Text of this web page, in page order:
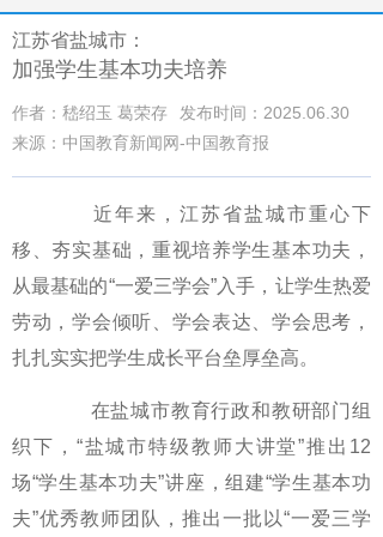
江苏省盐城市：
加强学生基本功夫培养
作者：嵇绍玉 葛荣存
发布时间：2025.06.30
来源：中国教育新闻网-中国教育报
近年来，江苏省盐城市重心下
移、夯实基础，重视培养学生基本功夫，
从最基础的“一爱三学会”入手，让学生热爱
劳动，学会倾听、学会表达、学会思考，
扎扎实实把学生成长平台垒厚垒高。
在盐城市教育行政和教研部门组
织下，“盐城市特级教师大讲堂”推出12
场“学生基本功夫”讲座，组建“学生基本功
夫”优秀教师团队，推出一批以“一爱三学